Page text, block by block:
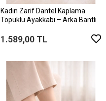
Kadın Zarif Dantel Kaplama
Topuklu Ayakkabı – Arka Bantlı
1.589,00 TL